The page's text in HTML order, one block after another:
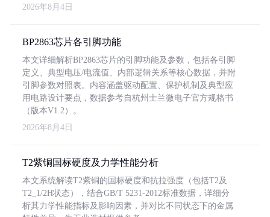
2026年8月4日
BP2863芯片各引脚功能
本文详细解析BP2863芯片的引脚功能及参数，包括各引脚
定义、典型电压/电流值、内部逻辑关系等核心数据，并附
引脚参数对照表。内容涵盖驱动配置、保护机制及典型应
用电路设计要点，数据参考自杭州士兰微电子官方规格书
（版本V1.2）。
2026年8月4日
T2紫铜国标硬度及力学性能分析
本文系统解读T2紫铜的国标硬度和抗拉强度（包括T2及
T2_1/2H状态），结合GB/T 5231-2012标准数据，详细分
析其力学性能指标及影响因素，并对比不同状态下的金属